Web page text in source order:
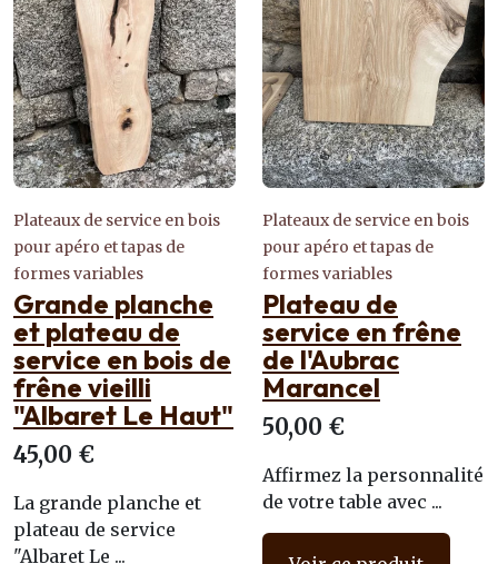
Plateaux de service en bois
pour apéro et tapas de
formes variables
Grande planche
et plateau de
service en bois de
frêne vieilli
"Albaret Le Haut"
45,00 €
La grande planche et
plateau de service
"Albaret Le ...
Plateaux de service en bois
pour apéro et tapas de
formes variables
Plateau de
service en frêne
de l'Aubrac
Marancel
50,00 €
Affirmez la personnalité
de votre table avec ...